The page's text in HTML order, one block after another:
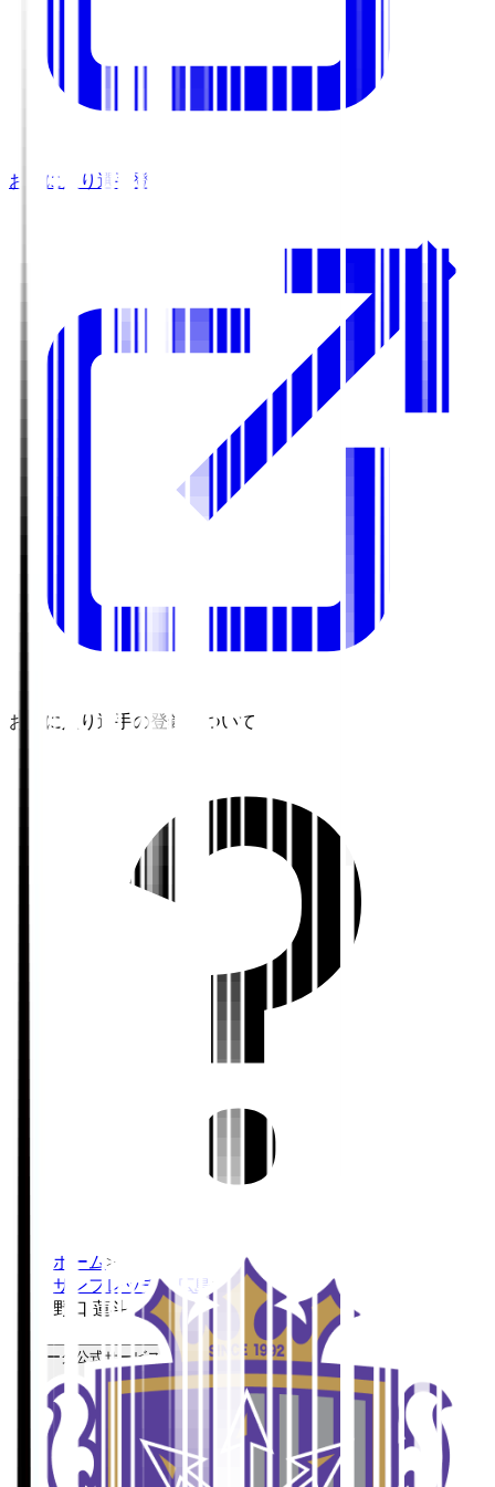
お気に入り選手登録
お気に入り選手の登録について
ホーム >
サンフレッチェ広島 >
野口 蓮斗
Ｊリーグ公式サービス